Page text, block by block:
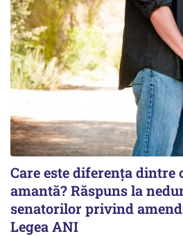
Care este diferența dintre
amantă? Răspuns la
senatorilor privind
Legea ANI